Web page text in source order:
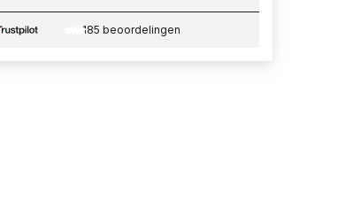
185 beoordelingen